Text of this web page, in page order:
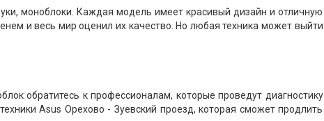
моноблоки. Каждая модель имеет красивый дизайн и отличную
и весь мир оценил их качество. Но любая техника может выйти
обратитесь к профессионалам, которые проведут диагностику
Asus Орехово - Зуевский проезд, которая сможет продлить